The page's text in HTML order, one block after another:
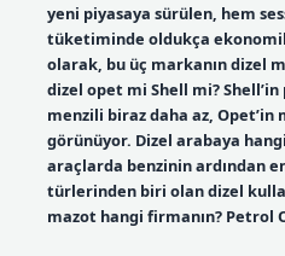
yeni piyasaya sürülen, hem
tüketiminde oldukça
olarak, bu üç markanın dizel
dizel opet mi Shell mi?
menzili biraz daha az,
görünüyor. Dizel arabaya hangi
araçlarda benzinin ardından
türlerinden biri olan dizel
mazot hangi firmanın? Petrol